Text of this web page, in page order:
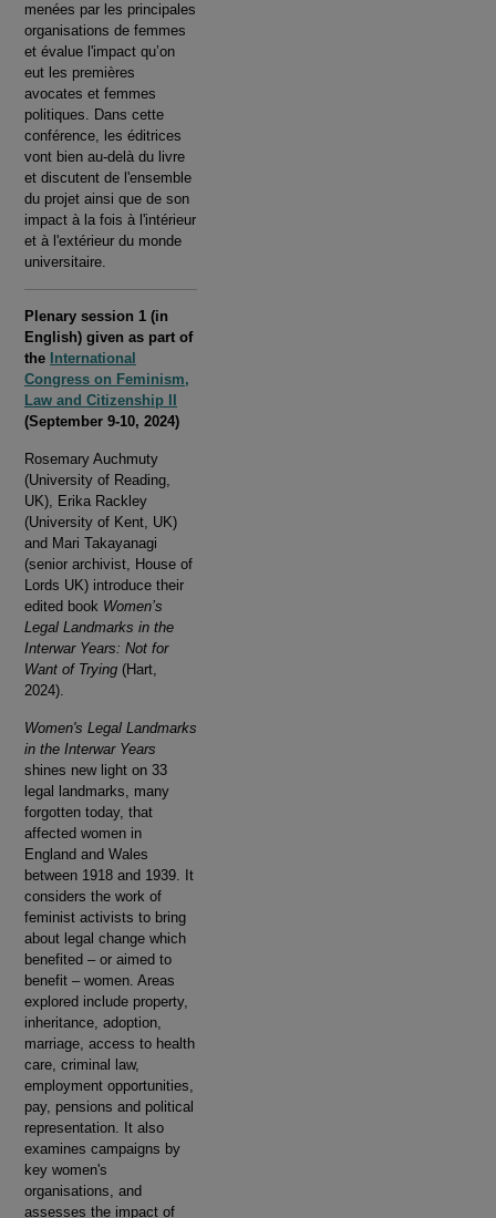
menées par les principales
organisations de femmes
et évalue l'impact qu’on
eut les premières
avocates et femmes
politiques. Dans cette
conférence, les éditrices
vont bien au-delà du livre
et discutent de l'ensemble
du projet ainsi que de son
impact à la fois à l'intérieur
et à l'extérieur du monde
universitaire.
Plenary session 1 (in
English) given as part of
the International
Congress on Feminism,
Law and Citizenship II
(September 9-10, 2024)
Rosemary Auchmuty
(University of Reading,
UK), Erika Rackley
(University of Kent, UK)
and Mari Takayanagi
(senior archivist, House of
Lords UK) introduce their
edited book Women’s
Legal Landmarks in the
Interwar Years: Not for
Want of Trying (Hart,
2024).
Women's Legal Landmarks
in the Interwar Years
shines new light on 33
legal landmarks, many
forgotten today, that
affected women in
England and Wales
between 1918 and 1939. It
considers the work of
feminist activists to bring
about legal change which
benefited – or aimed to
benefit – women. Areas
explored include property,
inheritance, adoption,
marriage, access to health
care, criminal law,
employment opportunities,
pay, pensions and political
representation. It also
examines campaigns by
key women's
organisations, and
assesses the impact of